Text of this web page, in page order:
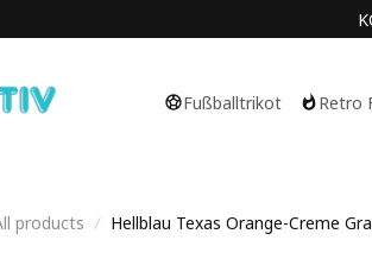
Fußballtrikot Retro
products Hellblau Texas Orange-Creme